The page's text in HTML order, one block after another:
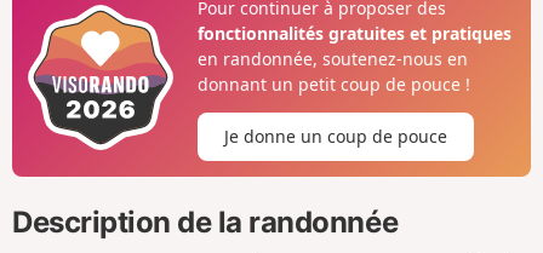
Pour continuer à proposer des
fonctionnalités gratuites et pratiques
en randonnée, soutenez-nous en
donnant un petit coup de pouce !
Je donne un coup de pouce
Description de la randonnée